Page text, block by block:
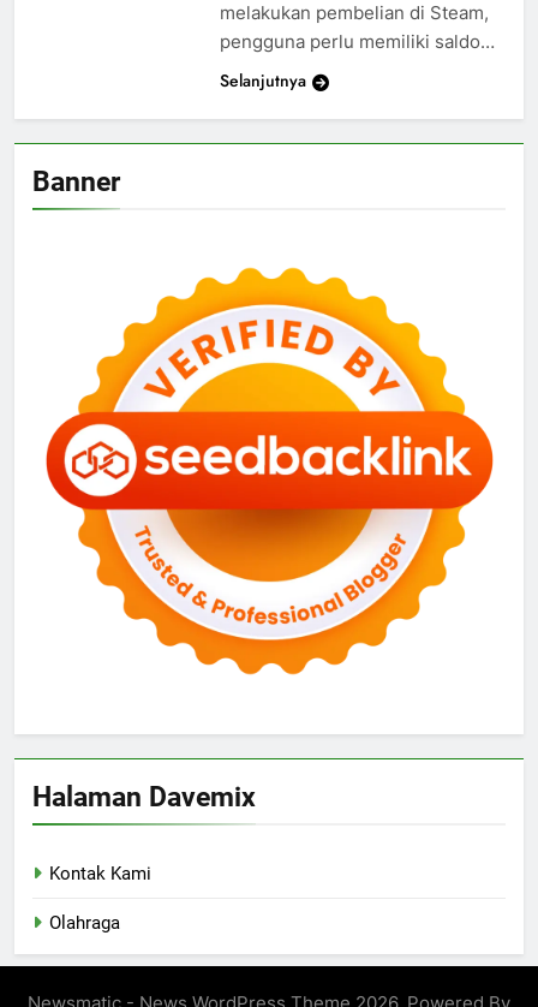
melakukan pembelian di Steam,
pengguna perlu memiliki saldo…
Selanjutnya
Banner
Halaman Davemix
Kontak Kami
Olahraga